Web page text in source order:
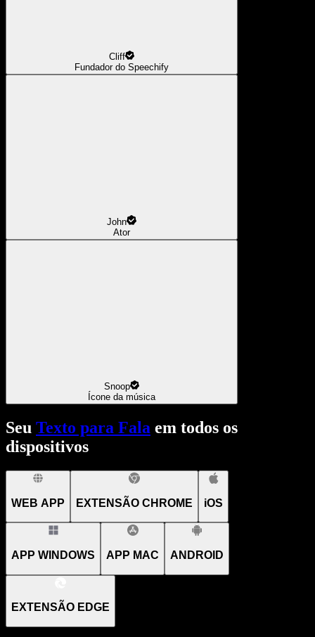
Cliff
Fundador do Speechify
John
Ator
Snoop
Ícone da música
Seu Texto para Fala em todos os
dispositivos
WEB APP EXTENSÃO CHROME iOS
APP WINDOWS APP MAC ANDROID
EXTENSÃO EDGE